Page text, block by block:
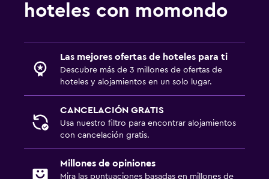
hoteles con momondo
Las mejores ofertas de hoteles para ti
Descubre más de 3 millones de ofertas de
hoteles y alojamientos en un solo lugar.
CANCELACIÓN GRATIS
Usa nuestro filtro para encontrar alojamientos
con cancelación gratis.
Millones de opiniones
Mira las puntuaciones basadas en millones de